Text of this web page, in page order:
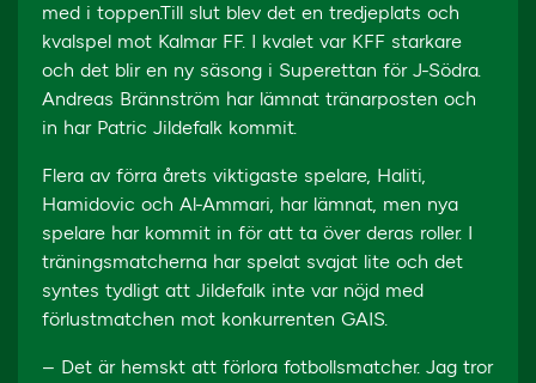
med i toppen.Till slut blev det en tredjeplats och
kvalspel mot Kalmar FF. I kvalet var KFF starkare
och det blir en ny säsong i Superettan för J-Södra.
Andreas Brännström har lämnat tränarposten och
in har Patric Jildefalk kommit.
Flera av förra årets viktigaste spelare, Haliti,
Hamidovic och Al-Ammari, har lämnat, men nya
spelare har kommit in för att ta över deras roller. I
träningsmatcherna har spelat svajat lite och det
syntes tydligt att Jildefalk inte var nöjd med
förlustmatchen mot konkurrenten GAIS.
– Det är hemskt att förlora fotbollsmatcher. Jag tror